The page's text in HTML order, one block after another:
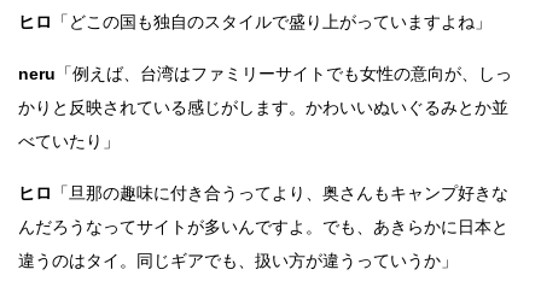
ヒロ 「どこの国も独自のスタイルで盛り上がっていますよね」
neru 「例えば、台湾はファミリーサイトでも女性の意向が、しっ
かりと反映されている感じがします。かわいいぬいぐるみとか並
べていたり」
ヒロ
「旦那の趣味に付き合うってより、奥さんもキャンプ好きな
んだろうなってサイトが多いんですよ。でも、あきらかに日本と
違うのはタイ。同じギアでも、扱い方が違うっていうか」